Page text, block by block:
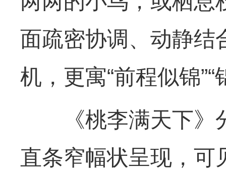
面疏密协调、动静结
机，更寓“前程似锦
《桃李满天下》分
直条窄幅状呈现，可